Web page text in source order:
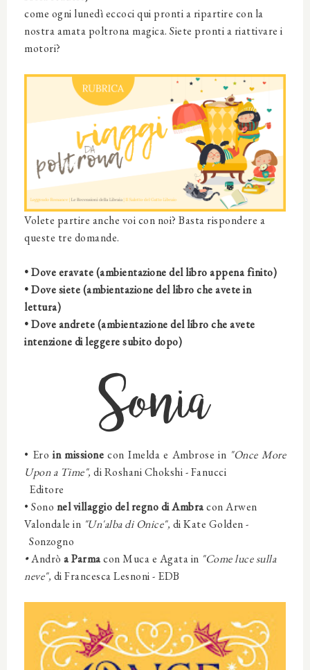
come ogni lunedì eccoci qui pronti a ripartire con la
nostra amata poltrona magica. Siete pronti a riattivare i
motori?
Volete partire anche voi con noi? Basta rispondere a
queste tre domande.
• Dove eravate (ambientazione del libro appena finito)
• Dove siete (ambientazione del libro che avete in
lettura)
• Dove andrete (ambientazione del libro che avete
intenzione di leggere subito dopo)
Sonia
• Ero in missione conImelda e Ambrose in "Once More
Upon a Time", diRoshani Chokshi- Fanucci
Editore
• Sono nelvillaggio del regno di AmbraconArwen
Valondale in "Un'alba di Onice", diKate Golden-
Sonzogno
•Andrò a ParmaconMuca e Agatain "Come luce sulla
neve", diFrancesca Lesnoni- EDB